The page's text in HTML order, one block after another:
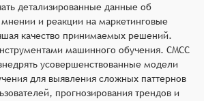
детализированные данные об
и реакции на маркетинговые
качество принимаемых решений.
машинного обучения. СМСС
усовершенствованные модели
для выявления сложных паттернов
прогнозирования трендов и